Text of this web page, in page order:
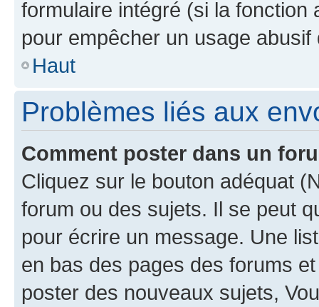
formulaire intégré (si la fonction
pour empêcher un usage
Haut
Problèmes liés aux
Comment poster dans un
Cliquez sur le bouton adéquat
forum ou des sujets. Il se peut
pour écrire un message. Une
en bas des pages des forums
poster des nouveaux sujets,